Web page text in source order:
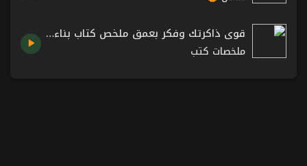
قوي ذاكرتك وفكر بعمق ملخص كتاب بناء العقل لـ ريتشارد ليفيتون
ملخصات كتب